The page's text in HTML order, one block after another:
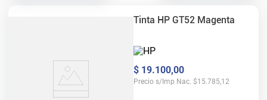
Tinta HP GT52 Magenta
$ 19.100,00
Precio s/Imp Nac. $15.785,12